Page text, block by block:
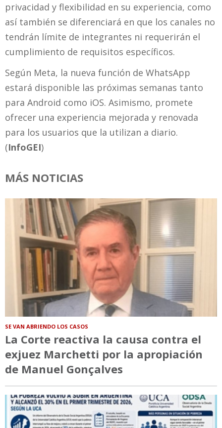
privacidad y flexibilidad en su experiencia, como
así también se diferenciará en que los canales no
tendrán límite de integrantes ni requerirán el
cumplimiento de requisitos específicos.
Según Meta, la nueva función de WhatsApp
estará disponible las próximas semanas tanto
para Android como iOS. Asimismo, promete
ofrecer una experiencia mejorada y renovada
para los usuarios que la utilizan a diario.
(InfoGEI)
MÁS NOTICIAS
SE VAN ABRIENDO LOS CASOS
La Corte reactiva la causa contra el
exjuez Marchetti por la apropiación
de Manuel Gonçalves